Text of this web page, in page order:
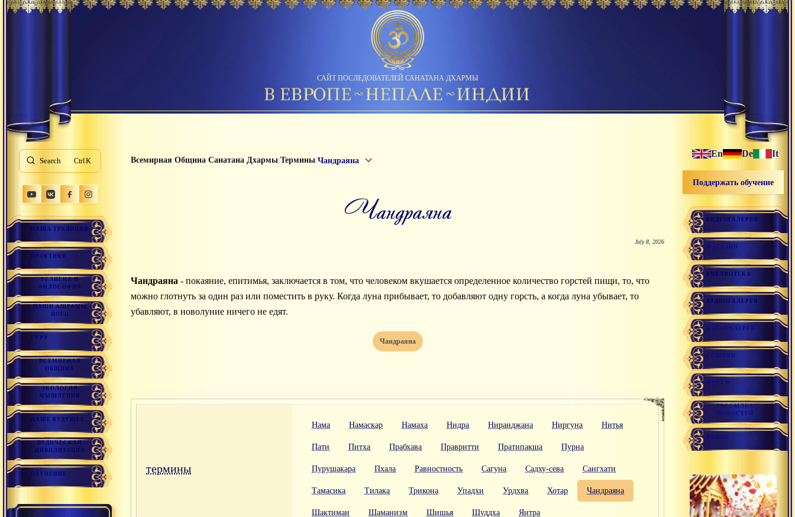
САЙТ ПОСЛЕДОВАТЕЛЕЙ САНАТАНА ДХАРМЫ
Search K
НАША ТРАДИЦИЯ
ПРАКТИКИ
РЕЛИГИЯ И
ФИЛОСОФИЯ
НАШИ АШРАМЫ
ЙОГИ
ГУРУ
ВСЕМИРНАЯ
ОБЩИНА
ЭКОЛОГИЯ
МЫШЛЕНИЯ
НАШЕ БУДУЩЕЕ
ВЕДИЧЕСКАЯ
ЦИВИЛИЗАЦИЯ
ОБУЧЕНИЕ
Всемирная Община Санатана Дхармы/Термины/Чандраяна
чандраяна
July 8, 2026
Чандраяна - покаяние, епитимья, заключается в том, что человеком вкушается определенное количество горстей пищи, то, что
можно глотнуть за один раз или поместить в руку. Когда луна прибывает, то добавляют одну горсть, а когда луна убывает, то
убавляют, в новолуние ничего не едят.
Чандраяна
термины
Нама Намаскар Намаха Нидра Ниранджана Ниргуна Нитья
Пати Питха Прабхава Правритти Пратипакша Пурна
Пурушакара Пхала Равностность Сагуна Садху-сева Сангхати
Тамасика Тилака Трикона Упадхи Урдхва Хотар Чандраяна
Шактиман Шаманизм Шишья Шуддха Янтра
En De It
Поддержать обучение
ВИДЕОГАЛЕРЕЯ
МАГАЗИН
БИБЛИОТЕКА
АУДИОГАЛЕРЕЯ
ФОТОГАЛЕРЕЯ
ССЫЛКИ
ФОРУМ
РАССЫЛКА
НОВОСТЕЙ
РАДИО